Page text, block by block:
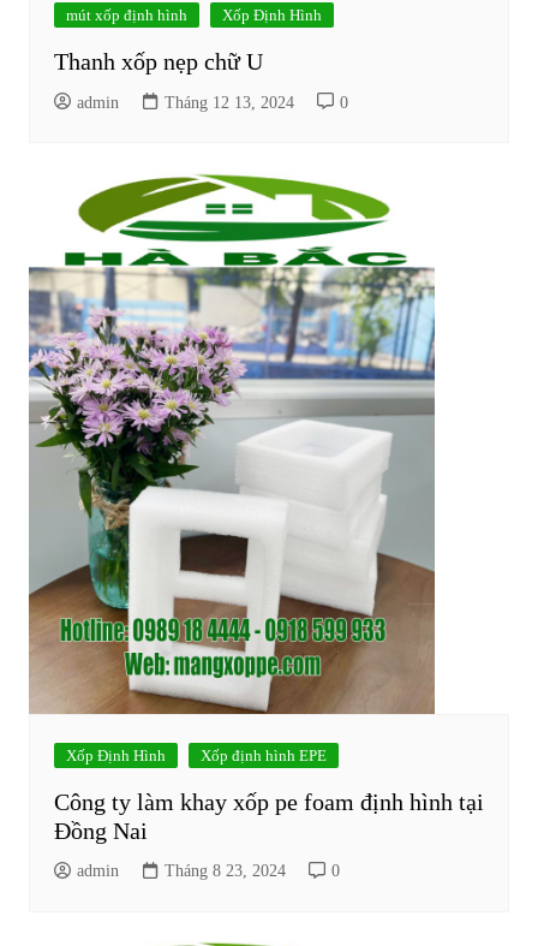
mút xốp định hình Xốp Định Hình
Thanh xốp nẹp chữ U
admin Tháng 12 13, 2024 0
Xốp Định Hình Xốp định hình EPE
Công ty làm khay xốp pe foam định hình tại
Đồng Nai
admin Tháng 8 23, 2024 0